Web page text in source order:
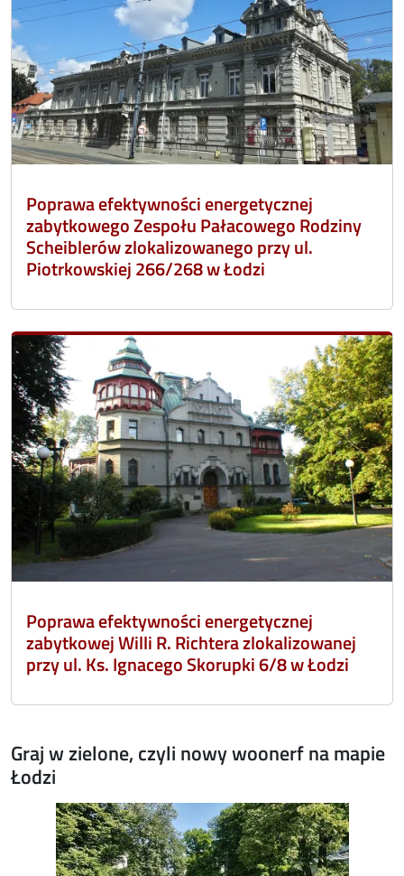
Poprawa efektywności energetycznej
zabytkowego Zespołu Pałacowego Rodziny
Scheiblerów zlokalizowanego przy ul.
Piotrkowskiej 266/268 w Łodzi
Poprawa efektywności energetycznej
zabytkowej Willi R. Richtera zlokalizowanej
przy ul. Ks. Ignacego Skorupki 6/8 w Łodzi
Graj w zielone, czyli nowy woonerf na mapie
Łodzi